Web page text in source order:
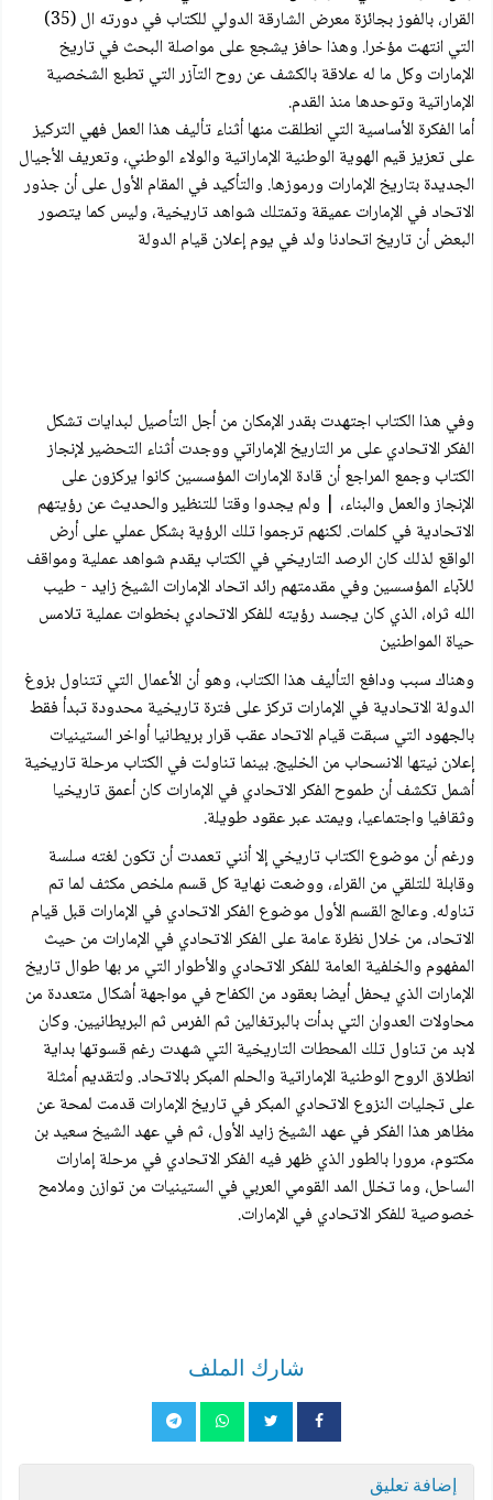
القرار، بالفوز بجائزة معرض الشارقة الدولي للكتاب في دورته ال (35)
التي انتهت مؤخرا. وهذا حافز يشجع على مواصلة البحث في تاريخ
الإمارات وكل ما له علاقة بالكشف عن روح التآزر التي تطبع الشخصية
الإماراتية وتوحدها منذ القدم.
أما الفكرة الأساسية التي انطلقت منها أثناء تأليف هذا العمل فهي التركيز
على تعزيز قيم الهوية الوطنية الإماراتية والولاء الوطني، وتعريف الأجيال
الجديدة بتاريخ الإمارات ورموزها. والتأكيد في المقام الأول على أن جذور
الاتحاد في الإمارات عميقة وتمتلك شواهد تاريخية، وليس كما يتصور
البعض أن تاریخ اتحادنا ولد في يوم إعلان قيام الدولة
وفي هذا الكتاب اجتهدت بقدر الإمكان من أجل التأصيل لبدايات تشكل
الفكر الاتحادي على مر التاريخ الإماراتي ووجدت أثناء التحضير لإنجاز
الكتاب وجمع المراجع أن قادة الإمارات المؤسسين كانوا يركزون على
الإنجاز والعمل والبناء، | ولم يجدوا وقتا للتنظير والحديث عن رؤيتهم
الاتحادية في كلمات. لكنهم ترجموا تلك الرؤية بشكل عملي على أرض
الواقع لذلك كان الرصد التاريخي في الكتاب يقدم شواهد عملية ومواقف
للآباء المؤسسين وفي مقدمتهم رائد اتحاد الإمارات الشيخ زايد - طيب
الله ثراه، الذي كان يجسد رؤيته للفكر الاتحادي بخطوات عملية تلامس
حياة المواطنين
وهناك سبب ودافع التأليف هذا الكتاب، وهو أن الأعمال التي تتناول بزوغ
الدولة الاتحادية في الإمارات تركز على فترة تاريخية محدودة تبدأ فقط
بالجهود التي سبقت قيام الاتحاد عقب قرار بريطانيا أواخر الستينيات
إعلان نيتها الانسحاب من الخليج. بينما تناولت في الكتاب مرحلة تاريخية
أشمل تكشف أن طموح الفكر الاتحادي في الإمارات كان أعمق تاريخيا
وثقافيا واجتماعيا، ويمتد عبر عقود طويلة.
ورغم أن موضوع الكتاب تاريخي إلا أنني تعمدت أن تكون لغته سلسة
وقابلة للتلقي من القراء، ووضعت نهاية كل قسم ملخص مكثف لما تم
تناوله. وعالج القسم الأول موضوع الفكر الاتحادي في الإمارات قبل قيام
الاتحاد، من خلال نظرة عامة على الفكر الاتحادي في الإمارات من حيث
المفهوم والخلفية العامة للفكر الاتحادي والأطوار التي مر بها طوال تاريخ
الإمارات الذي يحفل أيضا بعقود من الكفاح في مواجهة أشكال متعددة من
محاولات العدوان التي بدأت بالبرتغالين ثم الفرس ثم البريطانيين. وكان
لابد من تناول تلك المحطات التاريخية التي شهدت رغم قسوتها بداية
انطلاق الروح الوطنية الإماراتية والحلم المبكر بالاتحاد. ولتقديم أمثلة
على تجليات النزوع الاتحادي المبكر في تاريخ الإمارات قدمت لمحة عن
مظاهر هذا الفكر في عهد الشيخ زايد الأول، ثم في عهد الشيخ سعيد بن
مكتوم، مرورا بالطور الذي ظهر فيه الفكر الاتحادي في مرحلة إمارات
الساحل، وما تخلل المد القومي العربي في الستينيات من توازن وملامح
خصوصية للفكر الاتحادي في الإمارات.
شارك الملف
إضافة تعليق